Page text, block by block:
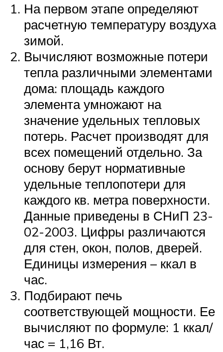
На первом этапе определяют
расчетную температуру воздуха
зимой.
Вычисляют возможные потери
тепла различными элементами
дома: площадь каждого
элемента умножают на
значение удельных тепловых
потерь. Расчет производят для
всех помещений отдельно. За
основу берут нормативные
удельные теплопотери для
каждого кв. метра поверхности.
Данные приведены в СНиП 23-
02-2003. Цифры различаются
для стен, окон, полов, дверей.
Единицы измерения – ккал в
час.
Подбирают печь
соответствующей мощности. Ее
вычисляют по формуле: 1 ккал/
час = 1,16 Вт.